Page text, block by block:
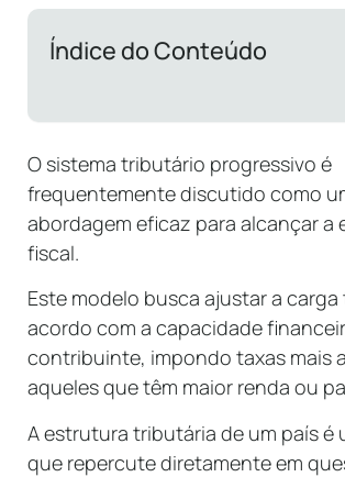
Índice do Conteúdo
O sistema tributário progressivo é
frequentemente discutido como
abordagem eficaz para alcançar a
fiscal.
Este modelo busca ajustar a
acordo com a capacidade
contribuinte, impondo taxas mais
aqueles que têm maior renda ou
A estrutura tributária de um país é
que repercute diretamente em